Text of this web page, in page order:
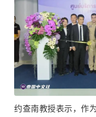
约查南教授表示，作